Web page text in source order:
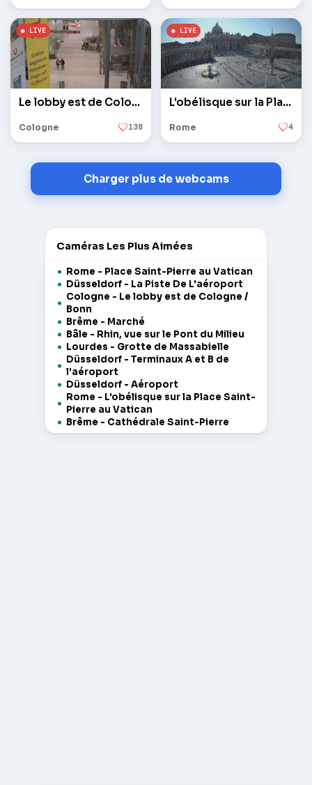
Le lobby est de Cologne / Bonn
Cologne 138
L'obélisque sur la Place Saint-Pierre au Vatican
Rome 4
Charger plus de webcams
Caméras Les Plus Aimées
Rome - Place Saint-Pierre au Vatican
Düsseldorf - La Piste De L'aéroport
Cologne - Le lobby est de Cologne /
Bonn
Brême - Marché
Bâle - Rhin, vue sur le Pont du Milieu
Lourdes - Grotte de Massabielle
Düsseldorf - Terminaux A et B de
l'aéroport
Düsseldorf - Aéroport
Rome - L'obélisque sur la Place Saint-
Pierre au Vatican
Brême - Cathédrale Saint-Pierre